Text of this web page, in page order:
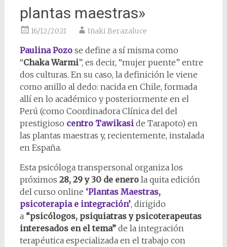
plantas maestras»
16/12/2021 Iñaki Berazaluce
Paulina Pozose define a sí misma como
“Chaka Warmi”, es decir, “mujer puente” entre
dos culturas. En su caso, la definición le viene
como anillo al dedo: nacida en Chile, formada
allí en lo académico y posteriormente en el
Perú (como Coordinadora Clínica del del
prestigioso centro Tawikaside Tarapoto) en
las plantas maestras y, recientemente, instalada
en España.
Esta psicóloga transpersonal organiza los
próximos 28, 29 y 30 de enerola quita edición
del curso online ‘Plantas Maestras,
psicoterapia e integración’, dirigido
a “psicólogos, psiquiatras y psicoterapeutas
interesados en el tema” de la integración
terapéutica especializada en el trabajo con